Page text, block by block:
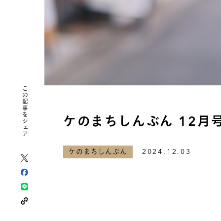
ケのまちしんぶん 12月
ケのまちしんぶん 2024.12.03
この記事をシェア